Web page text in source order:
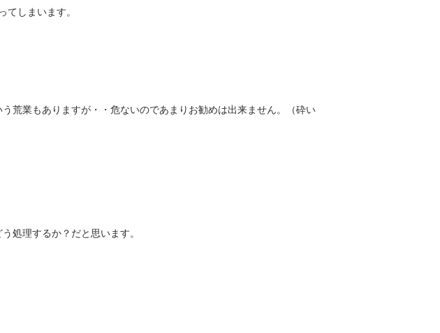
しまいます。
荒業もありますが・・危ないのであまりお勧めは出来ません。（砕い
処理するか？だと思います。